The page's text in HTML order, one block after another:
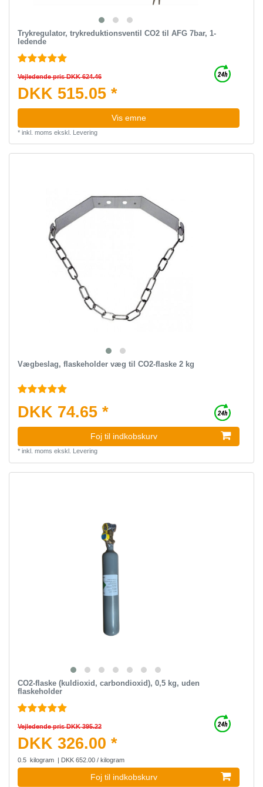
Trykregulator, trykreduktionsventil CO2 til AFG 7bar, 1-
ledende
Vejledende pris DKK 624.46
DKK 515.05 *
Vis emne
* inkl. moms ekskl. Levering
Vægbeslag, flaskeholder væg til CO2-flaske 2 kg
DKK 74.65 *
Foj til indkobskurv
* inkl. moms ekskl. Levering
CO2-flaske (kuldioxid, carbondioxid), 0,5 kg, uden
flaskeholder
Vejledende pris DKK 395.22
DKK 326.00 *
0.5 kilogram | DKK 652.00 / kilogram
Foj til indkobskurv